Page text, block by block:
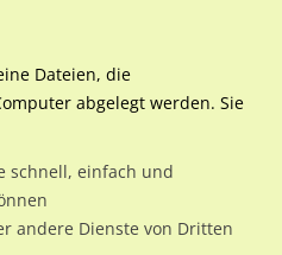
von Plakatwerbung
Dateien, die
abgelegt werden. Sie
schnell, einfach und
andere Dienste von Dritten